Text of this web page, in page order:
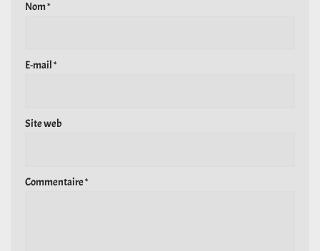
Nom*
E-mail*
Site web
Commentaire*